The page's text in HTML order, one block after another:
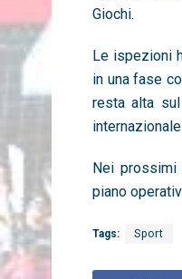
Giochi.
Le ispezioni
in una fase
resta alta
internazionale.
Nei prossimi
piano
Tags: Sport